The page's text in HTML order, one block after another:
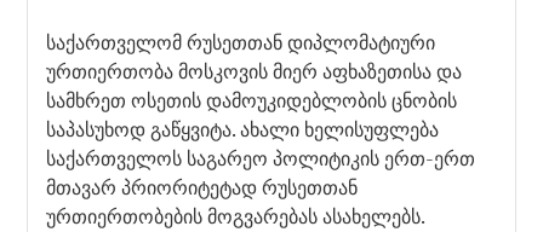
საქართველომ რუსეთთან დიპლომატიური
ურთიერთობა მოსკოვის მიერ აფხაზეთისა და
სამხრეთ ოსეთის დამოუკიდებლობის ცნობის
საპასუხოდ გაწყვიტა. ახალი ხელისუფლება
საქართველოს საგარეო პოლიტიკის ერთ-ერთ
მთავარ პრიორიტეტად რუსეთთან
ურთიერთობების მოგვარებას ასახელებს.